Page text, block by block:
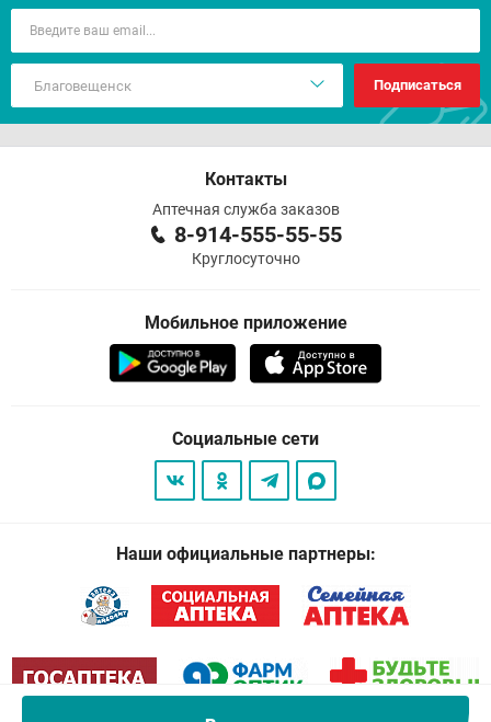
Подписаться
Контакты
Аптечная служба заказов
8-914-555-55-55
Круглосуточно
Мобильное приложение
Социальные сети
Наши официальные партнеры: